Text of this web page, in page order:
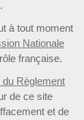
à tout moment
Nationale
française.
Règlement
de ce site
et de